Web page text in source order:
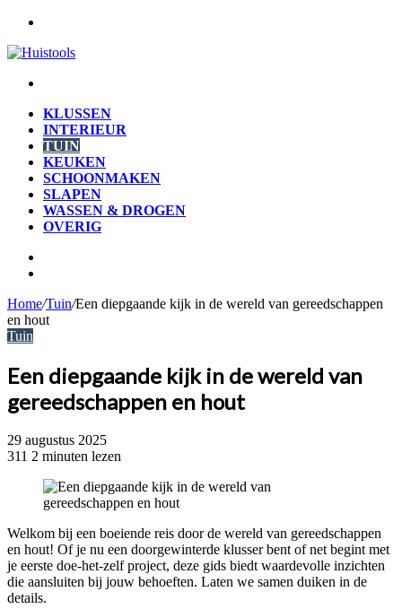
KLUSSEN
INTERIEUR
TUIN
KEUKEN
SCHOONMAKEN
SLAPEN
WASSEN & DROGEN
OVERIG
Home/Tuin/Een diepgaande kijk in de wereld van gereedschappen
en hout
Tuin
Een diepgaande kijk in de wereld van
gereedschappen en hout
29 augustus 2025
311 2 minuten lezen
Welkom bij een boeiende reis door de wereld van gereedschappen
en hout! Of je nu een doorgewinterde klusser bent of net begint met
je eerste doe-het-zelf project, deze gids biedt waardevolle inzichten
die aansluiten bij jouw behoeften. Laten we samen duiken in de
details.